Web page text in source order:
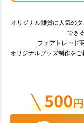
オリジナル雑貨に人気の
でき
フェアトレード
オリジナルグッズ制作を